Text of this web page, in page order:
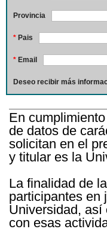
Provincia
* Pais
* Email
Deseo recibir más
En
de datos de
solicitan en el
y titular es la
La finalidad de
participantes en
Universidad, así
con esas